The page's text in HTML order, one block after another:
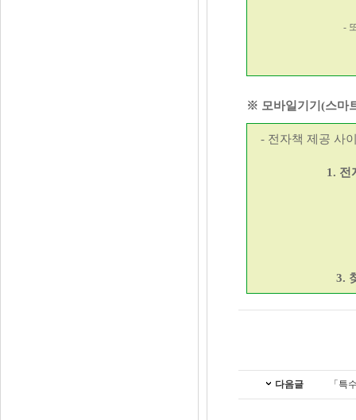
-
※ 모바일기기(스마
- 전자책 제공 사
1. 전
3.
다음글 「특